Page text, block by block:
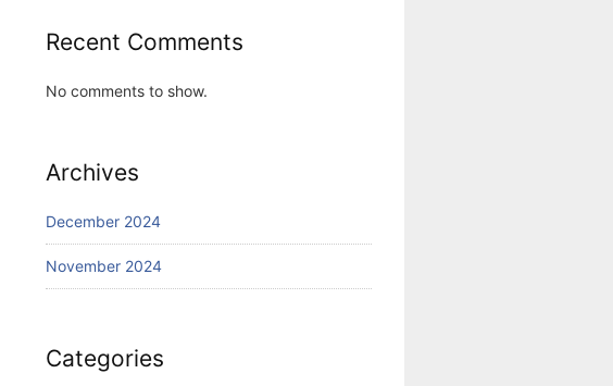
Recent Comments
No comments to show.
Archives
December 2024
November 2024
Categories